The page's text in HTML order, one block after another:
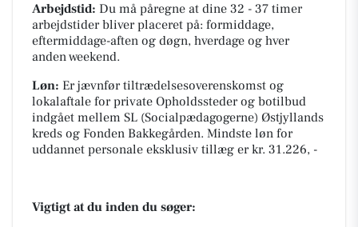
Arbejdstid: Du må påregne at dine 32 - 37 timer
arbejdstider bliver placeret på: formiddage,
eftermiddage-aften og døgn, hverdage og hver
anden weekend.
Løn: Er jævnfør tiltrædelsesoverenskomst og
lokalaftale for private Opholdssteder og botilbud
indgået mellem SL (Socialpædagogerne) Østjyllands
kreds og Fonden Bakkegården. Mindste løn for
uddannet personale eksklusiv tillæg er kr. 31.226, -
Vigtigt at du inden du søger: